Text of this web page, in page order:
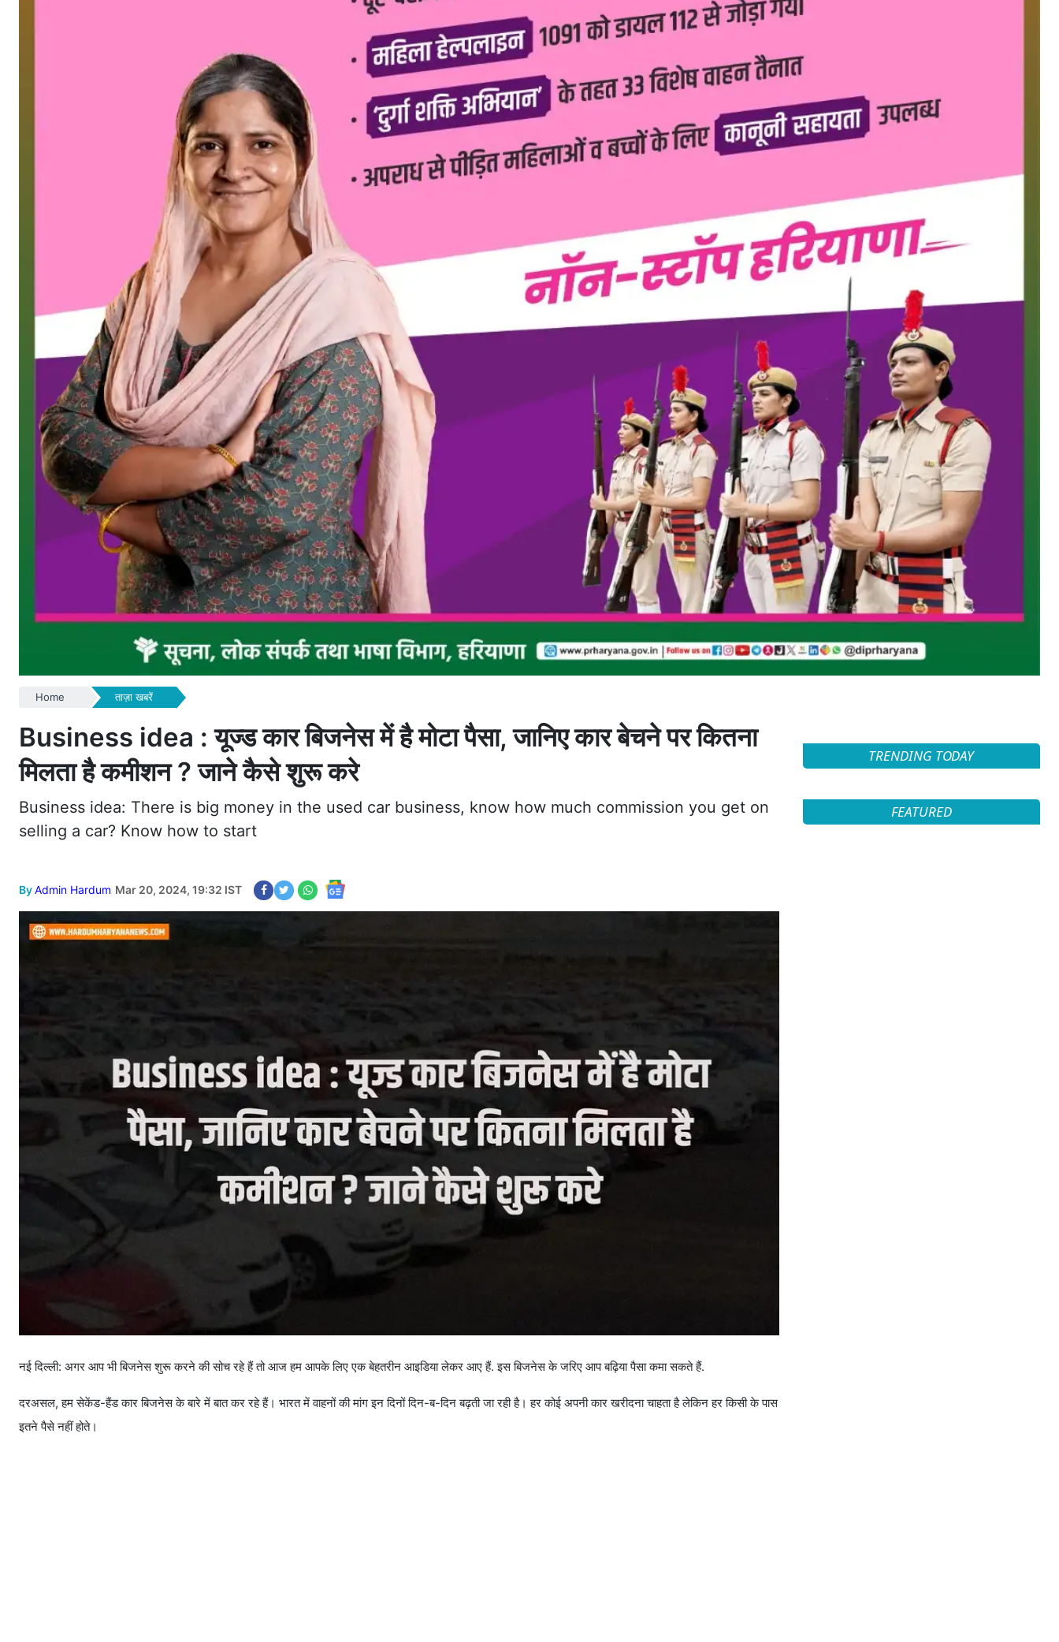
Home ताज़ा खबरें
Business idea : यूज्ड कार बिजनेस में है मोटा पैसा, जानिए कार बेचने पर कितना
मिलता है कमीशन ? जाने कैसे शुरू करे
Business idea: There is big money in the used car business, know how much commission you get on
selling a car? Know how to start
ByAdmin Hardum Mar 20, 2024, 19:32 IST
नई दिल्ली: अगर आप भी बिजनेस शुरू करने की सोच रहे हैं तो आज हम आपके लिए एक बेहतरीन आइडिया लेकर आए हैं. इस बिजनेस के जरिए आप बढ़िया पैसा कमा सकते हैं.
दरअसल, हम सेकेंड-हैंड कार बिजनेस के बारे में बात कर रहे हैं। भारत में वाहनों की मांग इन दिनों दिन-ब-दिन बढ़ती जा रही है। हर कोई अपनी कार खरीदना चाहता है लेकिन हर किसी के पास
इतने पैसे नहीं होते।
TRENDING TODAY
FEATURED